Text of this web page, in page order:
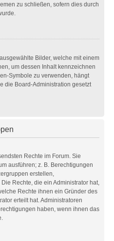
zu schließen, sofern dies durch
Bilder, welche mit einem
um dessen Inhalt kennzeichnen
Symbole zu verwenden, hängt
die Board-Administration gesetzt
Rechte im Forum. Sie
ausführen; z. B. Berechtigungen
erstellen,
Rechte, die ein Administrator hat,
Rechte ihnen ein Gründer des
erteilt hat. Administratoren
haben, wenn ihnen das